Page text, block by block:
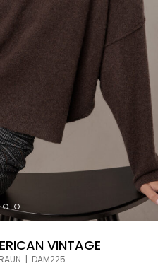
VINTAGE
| DAM225